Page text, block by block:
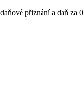
daňové přiznání a daň za